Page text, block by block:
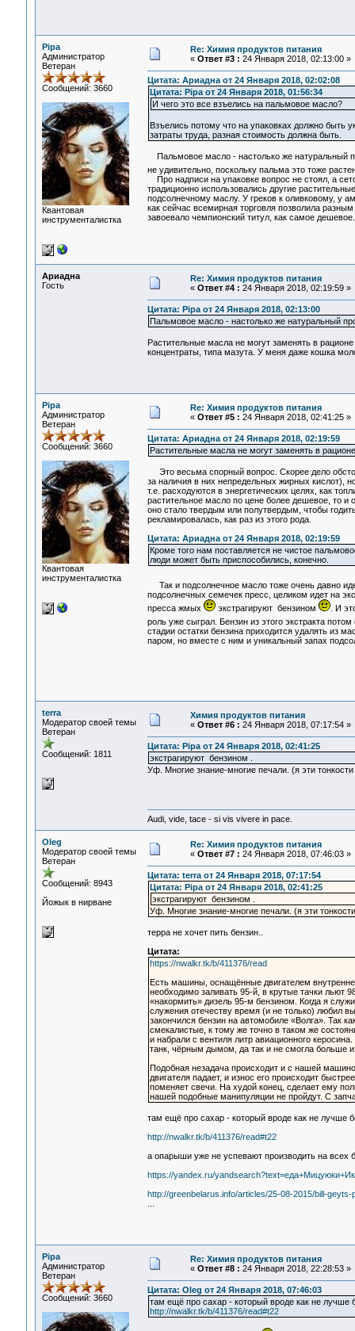
Pipa
Администратор
Ветеран
Сообщений: 3660
Квантовая
инструменталистка
Re: Химия продуктов питания
« Ответ #3 : 24 Января 2018, 02:13:00 »
Цитата: Ариадна от 24 Января 2018, 02:02:08
Цитата: Pipa от 24 Января 2018, 01:56:34
И чего это все взъелись на пальмовое масло?
Взъелись потому что на упаковках должно быть
затраты труда, разная стоимость должна быть.
Пальмовое масло - настолько же натуральный
не удивительно, поскольку пальма это тоже
Про надписи на упаковке вопрос не стоял, а
традиционно использовались другие
подсолнечному маслу. У греков к оливковому, у
как сейчас всемирная торговля позволила
завоевало чемпионский титул, как самое
Ариадна
Гость
Re: Химия продуктов питания
« Ответ #4 : 24 Января 2018, 02:19:59 »
Цитата: Pipa от 24 Января 2018, 02:13:00
Пальмовое масло - настолько же натуральный
Растительные масла не могут заменять в
концентраты, типа мазута. У меня даже кошка
Pipa
Администратор
Ветеран
Сообщений: 3660
Квантовая
инструменталистка
Re: Химия продуктов питания
« Ответ #5 : 24 Января 2018, 02:41:25 »
Цитата: Ариадна от 24 Января 2018, 02:19:59
Растительные масла не могут заменять в
Это весьма спорный вопрос. Скорее дело
за наличия в них непредельных жирных кислот),
т.е. расходуются в энергетических целях, как
растительное масло по цене более дешевое, то и
оно стало твердым или полутвердым, чтобы
рекламировалась, как раз из этого рода.
Цитата: Ариадна от 24 Января 2018, 02:19:59
Кроме того нам поставляется не чистое
люди может быть приспособились, конечно.
Так и подсолнечное масло тоже очень давно
подсолнечных семечек пресс, целиком идет на
пресса жмых
экстрагируют бензином
. И
роль уже сыграл. Бензин из этого экстракта
стадии остатки бензина приходится удалять из
паром, но вместе с ним и уникальный запах
terra
Модератор своей темы
Ветеран
Сообщений: 1811
Химия продуктов питания
« Ответ #6 : 24 Января 2018, 07:17:54 »
Цитата: Pipa от 24 Января 2018, 02:41:25
экстрагируют бензином .
Уф. Многие знание-многие печали. (я эти
Audi, vide, tace - si vis vivere in pace.
Oleg
Модератор своей темы
Ветеран
Сообщений: 8943
Йожык в нирване
Re: Химия продуктов питания
« Ответ #7 : 24 Января 2018, 07:46:03 »
Цитата: terra от 24 Января 2018, 07:17:54
Цитата: Pipa от 24 Января 2018, 02:41:25
экстрагируют бензином .
Уф. Многие знание-многие печали. (я эти
терра не хочет пить бензин..
Цитата:
https://nwalkr.tk/b/411376/read
Есть машины, оснащённые двигателем
необходимо заливать 95-й, в крутые тачки льют
«накормить» дизель 95-м бензином. Когда я
служения отечеству время (и не только) любил
закончился бензин на автомобиле «Волга». Так
смекалистые, к тому же точно в таком же
и набрали с вентиля литр авиационного
танк, чёрным дымом, да так и не смогла больше
Подобная незадача происходит и с нашей
двигателя падает, и износ его происходит
поменяет свечи. На худой конец, сделает ему
нашей подобные манипуляции не пройдут. С
там ещё про сахар - который вроде как не лучше
http://nwalkr.tk/b/411376/read#t22
а опарыши уже не успевают производить на всех
https://yandex.ru/
http://greenbelarus.info/articles/25-08-2015/bill-
Pipa
Администратор
Ветеран
Сообщений: 3660
Re: Химия продуктов питания
« Ответ #8 : 24 Января 2018, 22:28:53 »
Цитата: Oleg от 24 Января 2018, 07:46:03
там ещё про сахар - который вроде как не лучше
http://nwalkr.tk/b/411376/read#t22